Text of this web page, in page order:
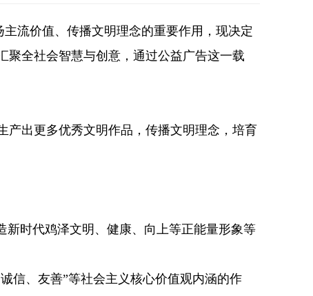
流价值、传播文明理念的重要作用，现决定
聚全社会智慧与创意，通过公益广告这一载
出更多优秀文明作品，传播文明理念，培育
时代鸡泽文明、健康、向上等正能量形象等
、友善”等社会主义核心价值观内涵的作